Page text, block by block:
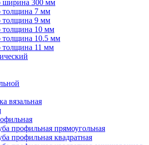
ширина 300 мм
толщина 7 мм
толщина 9 мм
толщина 10 мм
10.5 мм
11 мм
вязальная
профильная прямоугольная
профильная квадратная